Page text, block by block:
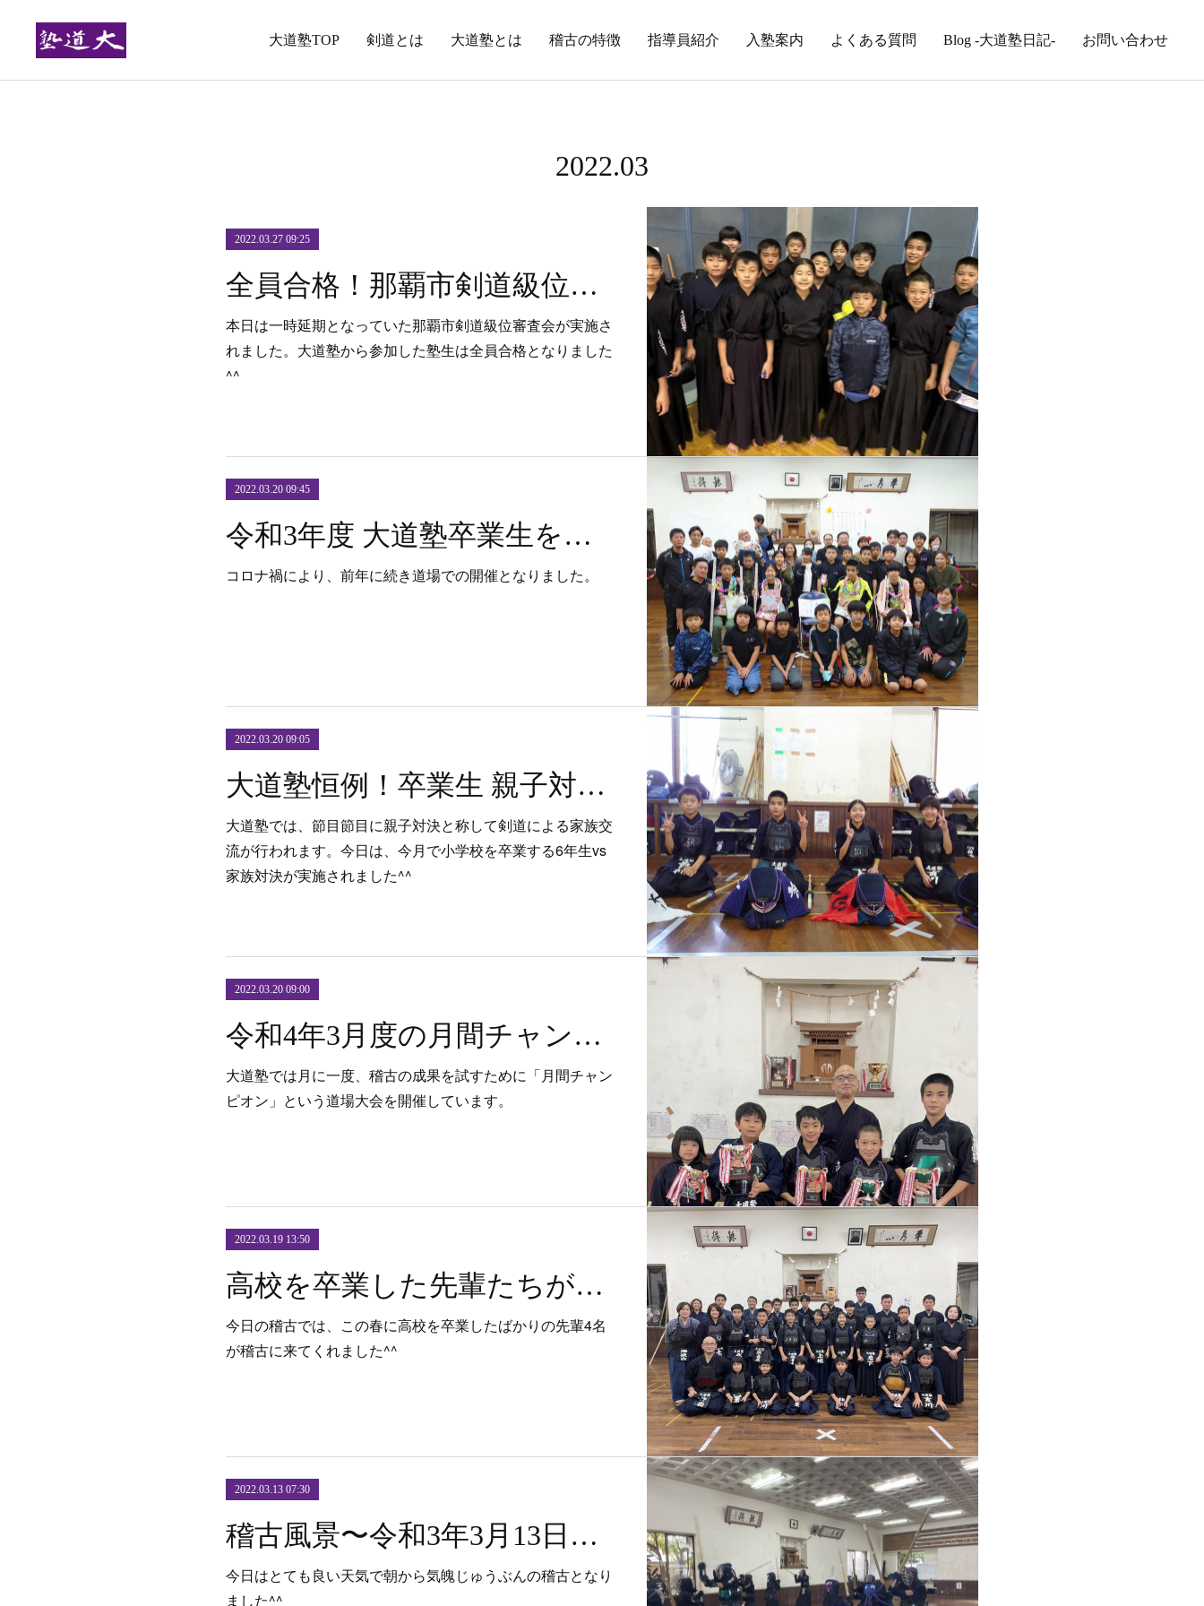
大道塾TOP 剣道とは 大道塾とは 稽古の特徴 指導員紹介 入塾案内 よくある質問 Blog -大道塾日記- お問い合わせ
2022.03
2022.03.27 09:25
全員合格！那覇市剣道級位審査会
本日は一時延期となっていた那覇市剣道級位審査会が実施さ
れました。大道塾から参加した塾生は全員合格となりました
^^
2022.03.20 09:45
令和3年度 大道塾卒業生を送る会 を開催しました！
コロナ禍により、前年に続き道場での開催となりました。
2022.03.20 09:05
大道塾恒例！卒業生 親子対決^^
大道塾では、節目節目に親子対決と称して剣道による家族交
流が行われます。今日は、今月で小学校を卒業する6年生vs
家族対決が実施されました^^
2022.03.20 09:00
令和4年3月度の月間チャンピオンを開催しました！
大道塾では月に一度、稽古の成果を試すために「月間チャン
ピオン」という道場大会を開催しています。
2022.03.19 13:50
高校を卒業した先輩たちが稽古に来てくれました^^
今日の稽古では、この春に高校を卒業したばかりの先輩4名
が稽古に来てくれました^^
2022.03.13 07:30
稽古風景〜令和3年3月13日（日）〜
今日はとても良い天気で朝から気魄じゅうぶんの稽古となり
ました^^